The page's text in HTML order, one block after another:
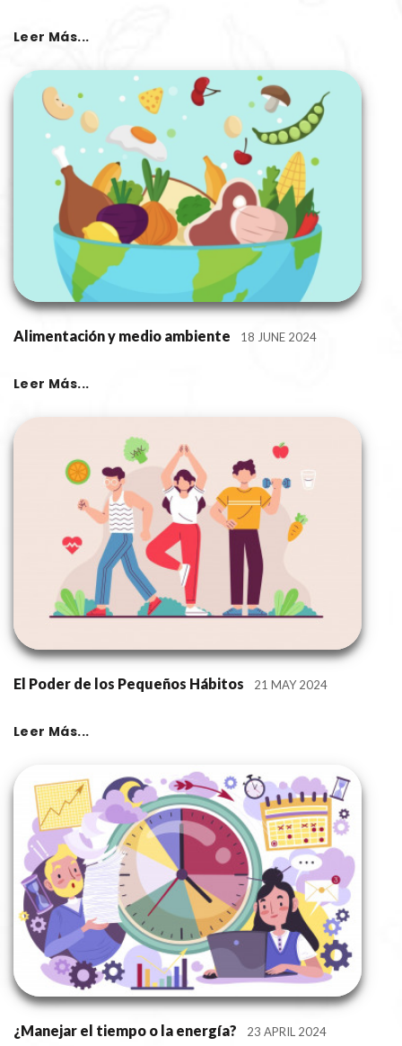
Leer Más...
Alimentación y medio ambiente 18 JUNE 2024
Leer Más...
El Poder de los Pequeños Hábitos 21 MAY 2024
Leer Más...
¿Manejar el tiempo o la energía? 23 APRIL 2024